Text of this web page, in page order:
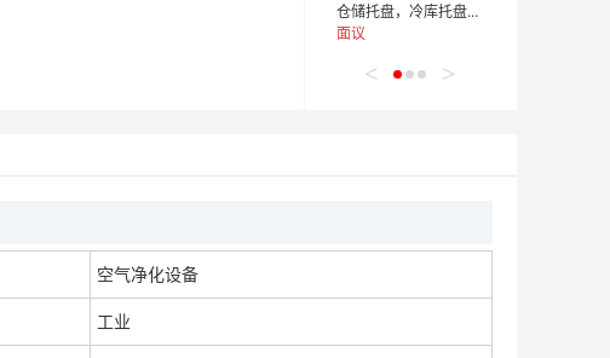
仓储托盘，冷库托盘，物流托盘，加重托盘，异型托盘
面议
< >
空气净化设备
工业